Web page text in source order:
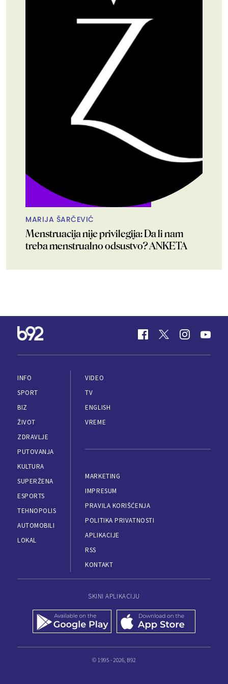
MARIJA ŠARČEVIĆ
Menstruacija nije privilegija: Da li nam
treba menstrualno odsustvo? ANKETA
INFO
SPORT
BIZ
ŽIVOT
ZDRAVLJE
PUTOVANJA
KULTURA
SUPERŽENA
ESPORTS
TEHNOPOLIS
AUTOMOBILI
LOKAL
VIDEO
TV
ENGLISH
VREME
MARKETING
IMPRESUM
PRAVILA KORIŠĆENJA
POLITIKA PRIVATNOSTI
APLIKACIJE
RSS
KONTAKT
SKINI APLIKACIJU
© 1995 - 2026, B92